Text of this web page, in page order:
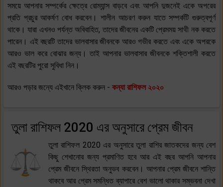
সময়ে আপনার সম্পর্কের ক্ষেত্রে রোম্যান্স বাড়বে এবং আপনি দুজনেই একে অপরের
প্রতি প্রচুর আকর্ষণ বোধ করবেন। শালীন আচরণ করুন যাতে সম্পর্কটি গুরুত্বপূর্ণ
থাকে। যারা এখনও পর্যন্ত অবিবাহিত, তাদের জীবনের একটি প্রেমময় সাথী নক করতে
পারেন। এই বছরটি তাদের ভালবাসার জীবনকে আরও গভীর করতে এবং একে অপরকে
আরও ভাল করে বোঝার জন্য। তাই আপনার ভালবাসার জীবনকে শক্তিশালী করতে
এই বছরটির পুরো সুবিধা নিন।
আরও পড়ার জন্যে এইখানে ক্লিক করুন - কন্যা রাশিফল ২০২০
তুলা রাশিফল 2020 এর অনুসারে প্রেম জীবন
তুলা রাশিফল 2020 এর অনুসারে তুলা রাশির জাতকদের জন্য বেশ
কিছু শেখানোর জন্য প্রমাণিত হবে আর এই বছর আপনি আপনার
প্রেম জীবনে স্থিরতা অনুভব করবেন। আপনার প্রেম জীবনে শান্তি
থাকবে আর প্রেম সমন্ধিত ব্যাপারে বেশ ভালো থাকার সম্ভবনা দেখা